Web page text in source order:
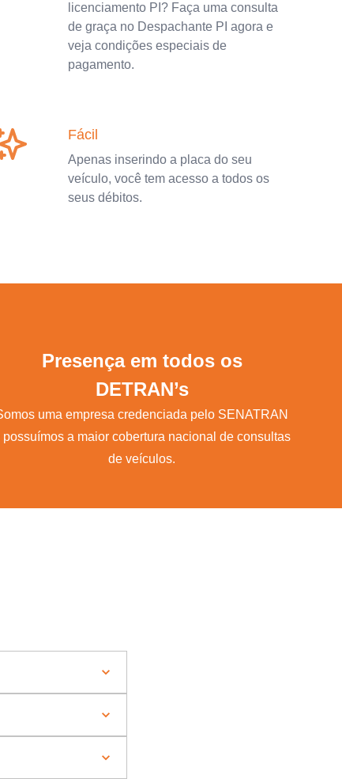
licenciamento PI? Faça uma consulta
de graça no Despachante PI agora e
veja condições especiais de
pagamento.
Fácil
Apenas inserindo a placa do seu
veículo, você tem acesso a todos os
seus débitos.
Presença em todos os
DETRAN’s
uma empresa credenciada pelo SENATRAN
possuímos a maior cobertura nacional de consultas
de veículos.